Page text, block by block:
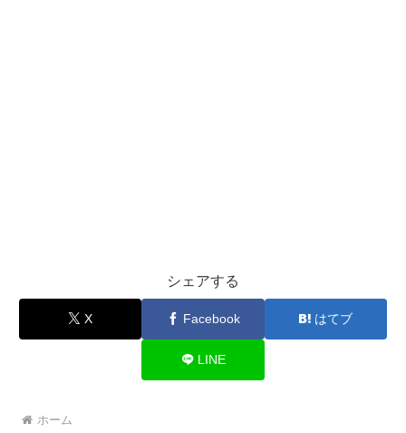
シェアする
X Facebook はてブ
LINE
ホーム